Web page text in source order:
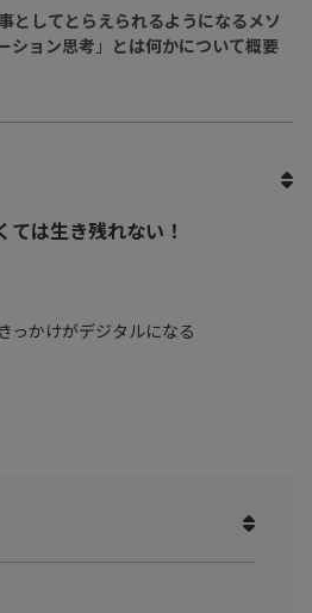
としてとらえられるようになるメソ
ション思考 」 とは何かについて概要
ては生き残れない！
っかけがデジタルになる
なぜ、促進されないのでしょうか？